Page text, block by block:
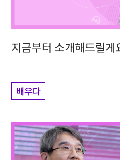
지금부터 소개해드릴게
배우다